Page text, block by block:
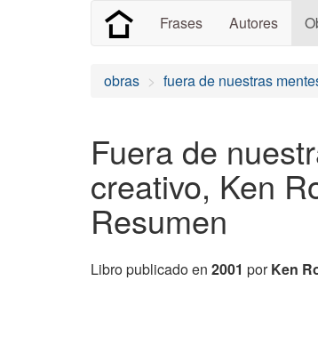
Frases Autores
obras fuera de nuestras
Fuera de
creativo, Ken
Resumen
Libro publicado en 2001 porKen